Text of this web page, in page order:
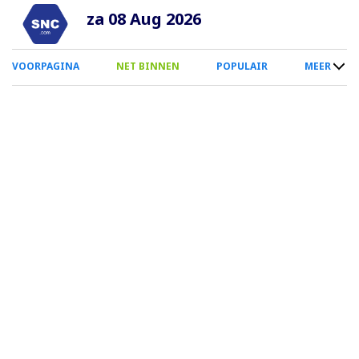
Overslaan
naar
inhoud
za 08 Aug 2026
0
Smartphone
VOORPAGINA NET BINNEN POPULAIR MEER